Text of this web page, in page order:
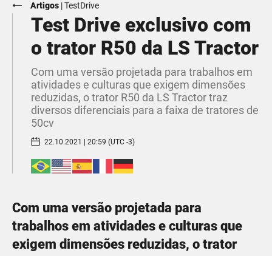
Artigos |TestDrive
Test Drive exclusivo com
o trator R50 da LS Tractor
Com uma versão projetada para trabalhos em
atividades e culturas que exigem dimensões
reduzidas, o trator R50 da LS Tractor traz
diversos diferenciais para a faixa de tratores de
50cv
22.10.2021 | 20:59 (UTC -3)
Com uma versão projetada para
trabalhos em atividades e culturas que
exigem dimensões reduzidas, o trator